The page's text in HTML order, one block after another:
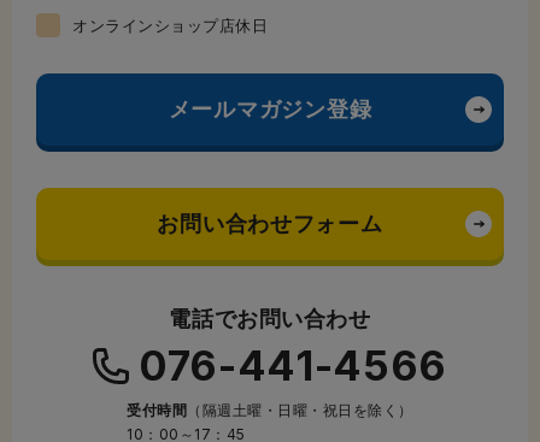
オンラインショップ店休日
メールマガジン登録
お問い合わせフォーム
電話でお問い合わせ
076-441-4566
受付時間
（隔週土曜・日曜・祝日を除く）
10：00～17：45